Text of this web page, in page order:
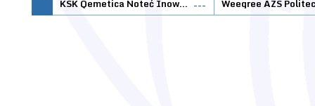
KSK Qemetica Noteć Inowrocław ---